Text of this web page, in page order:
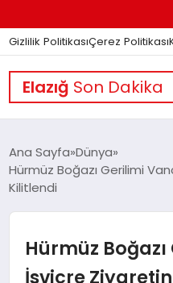
Gizlilik PolitikasıÇerez Politikası
Elazığ Son Dakika
GÜNDEM
DÜNYA
Ana Sayfa Dünya
Hürmüz Boğazı Gerilimi
Kilitlendi
Hürmüz
İsviçre